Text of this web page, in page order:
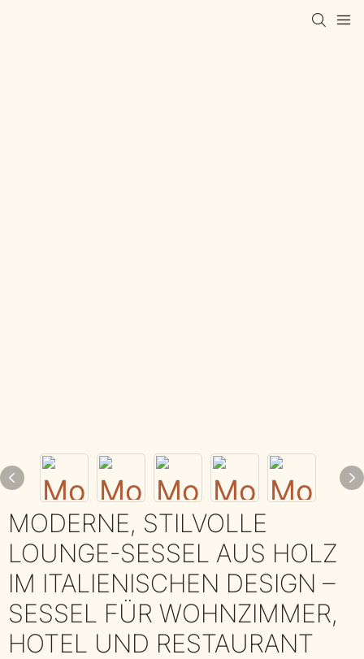
MODERNE, STILVOLLE
LOUNGE-SESSEL AUS HOLZ
IM ITALIENISCHEN DESIGN –
SESSEL FÜR WOHNZIMMER,
HOTEL UND RESTAURANT